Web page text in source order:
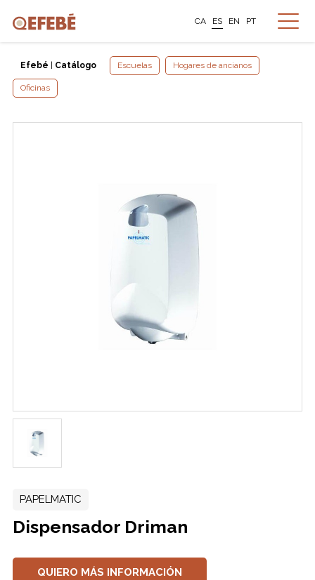
CA ES EN PT
Efebé Catálogo Escuelas Hogares de ancianos
Oficinas
PAPELMATIC
Dispensador Driman
QUIERO MÁS INFORMACIÓN